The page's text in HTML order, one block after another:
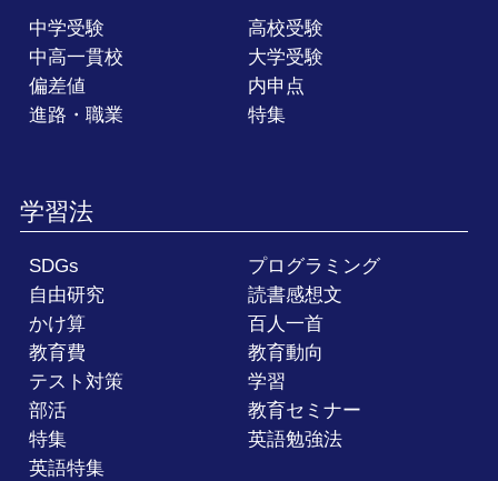
中学受験
高校受験
中高一貫校
大学受験
偏差値
内申点
進路・職業
特集
学習法
SDGs
プログラミング
自由研究
読書感想文
かけ算
百人一首
教育費
教育動向
テスト対策
学習
部活
教育セミナー
特集
英語勉強法
英語特集